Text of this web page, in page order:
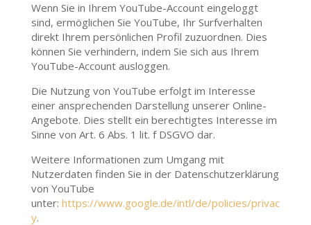
Wenn Sie in Ihrem YouTube-Account eingeloggt
sind, ermöglichen Sie YouTube, Ihr Surfverhalten
direkt Ihrem persönlichen Profil zuzuordnen. Dies
können Sie verhindern, indem Sie sich aus Ihrem
YouTube-Account ausloggen.
Die Nutzung von YouTube erfolgt im Interesse
einer ansprechenden Darstellung unserer Online-
Angebote. Dies stellt ein berechtigtes Interesse im
Sinne von Art. 6 Abs. 1 lit. f DSGVO dar.
Weitere Informationen zum Umgang mit
Nutzerdaten finden Sie in der Datenschutzerklärung
von YouTube
unter: https://www.google.de/intl/de/policies/privac
y.